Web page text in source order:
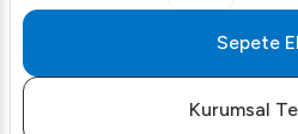
Sepete
Kurumsal